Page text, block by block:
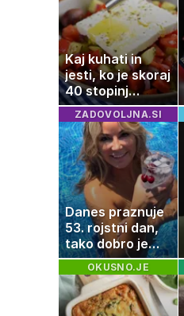
Kaj kuhati in
jesti, ko je skoraj
40 stopinj
Celzija: 5 kosil
brez prižiganja
pečice
ZADOVOLJNA.SI
Danes praznuje
53. rojstni dan,
tako dobro je
videti znana
Slovenka
OKUSNO.JE